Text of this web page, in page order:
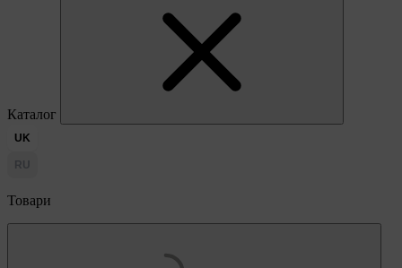
Каталог
UK
RU
Товари